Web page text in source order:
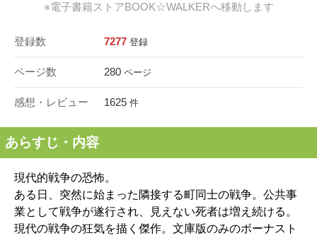
※電子書籍ストアBOOK☆WALKERへ移動します
登録数 7277 登録
ページ数 280 ページ
感想・レビュー 1625 件
あらすじ・内容
現代的戦争の恐怖。
ある日、突然に始まった隣接する町同士の戦争。公共事
業として戦争が遂行され、見えない死者は増え続ける。
現代の戦争の狂気を描く傑作。文庫版のみのボーナスト